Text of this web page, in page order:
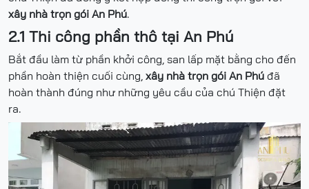
xây nhà trọn gói An Phú.
2.1 Thi công phần thô tại An Phú
Bắt đầu làm từ phần khởi công, san lấp mặt bằng cho đến
phần hoàn thiện cuối cùng, xây nhà trọn gói An Phú đã
hoàn thành đúng như những yêu cầu của chú Thiện đặt
ra.